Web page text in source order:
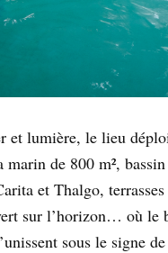
et lumière, le lieu
marin de 800 m²,
et Thalgo,
sur l’horizon… où le
sous le signe